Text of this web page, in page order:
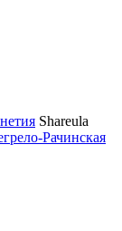
Shareula
Рачинская